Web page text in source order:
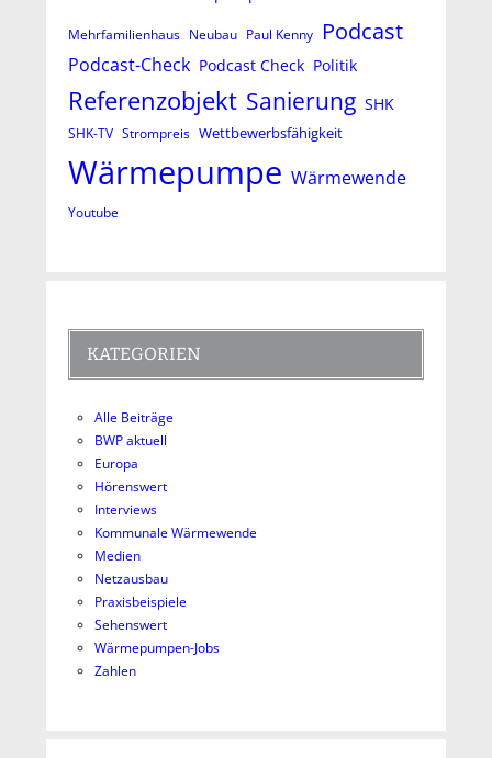
Mehrfamilienhaus Neubau Paul Kenny Podcast
Podcast-Check Podcast Check Politik
Referenzobjekt Sanierung SHK
SHK-TV Strompreis Wettbewerbsfähigkeit
Wärmepumpe Wärmewende
Youtube
KATEGORIEN
Alle Beiträge
BWP aktuell
Europa
Hörenswert
Interviews
Kommunale Wärmewende
Medien
Netzausbau
Praxisbeispiele
Sehenswert
Wärmepumpen-Jobs
Zahlen